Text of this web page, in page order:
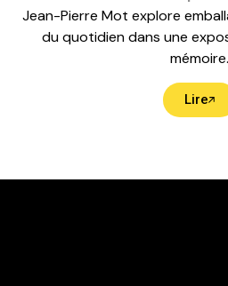
Jean-Pierre Mot explore
du quotidien dans une
mémoire.
Lire